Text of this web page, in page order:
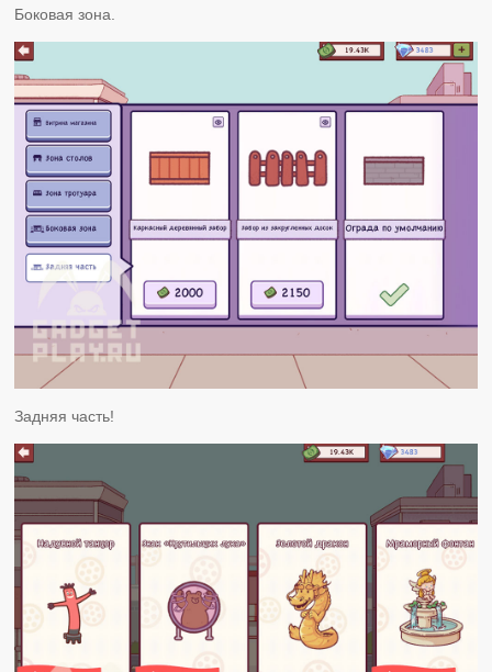
Боковая зона.
Задняя часть!